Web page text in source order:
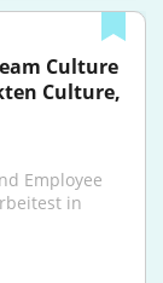
Culture
Culture,
Employee
in